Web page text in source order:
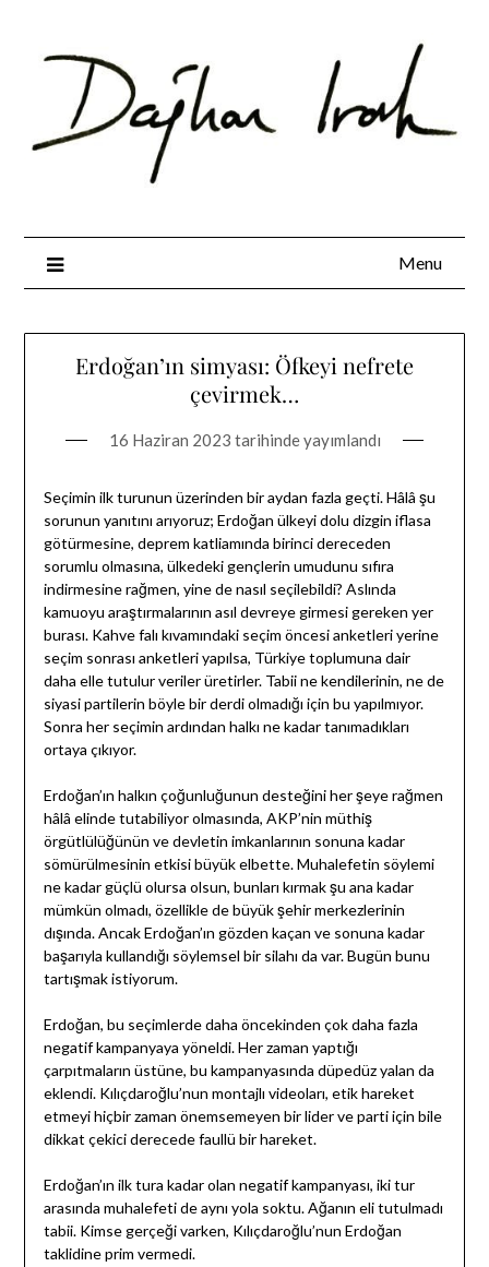
content
Menu
Erdoğan’ın simyası: Öfkeyi nefrete
çevirmek…
16 Haziran 2023 tarihinde yayımlandı
Seçimin ilk turunun üzerinden bir aydan fazla geçti. Hâlâ şu
sorunun yanıtını arıyoruz; Erdoğan ülkeyi dolu dizgin iflasa
götürmesine, deprem katliamında birinci dereceden
sorumlu olmasına, ülkedeki gençlerin umudunu sıfıra
indirmesine rağmen, yine de nasıl seçilebildi? Aslında
kamuoyu araştırmalarının asıl devreye girmesi gereken yer
burası. Kahve falı kıvamındaki seçim öncesi anketleri yerine
seçim sonrası anketleri yapılsa, Türkiye toplumuna dair
daha elle tutulur veriler üretirler. Tabii ne kendilerinin, ne de
siyasi partilerin böyle bir derdi olmadığı için bu yapılmıyor.
Sonra her seçimin ardından halkı ne kadar tanımadıkları
ortaya çıkıyor.
Erdoğan’ın halkın çoğunluğunun desteğini her şeye rağmen
hâlâ elinde tutabiliyor olmasında, AKP’nin müthiş
örgütlülüğünün ve devletin imkanlarının sonuna kadar
sömürülmesinin etkisi büyük elbette. Muhalefetin söylemi
ne kadar güçlü olursa olsun, bunları kırmak şu ana kadar
mümkün olmadı, özellikle de büyük şehir merkezlerinin
dışında. Ancak Erdoğan’ın gözden kaçan ve sonuna kadar
başarıyla kullandığı söylemsel bir silahı da var. Bugün bunu
tartışmak istiyorum.
Erdoğan, bu seçimlerde daha öncekinden çok daha fazla
negatif kampanyaya yöneldi. Her zaman yaptığı
çarpıtmaların üstüne, bu kampanyasında düpedüz yalan da
eklendi. Kılıçdaroğlu’nun montajlı videoları, etik hareket
etmeyi hiçbir zaman önemsemeyen bir lider ve parti için bile
dikkat çekici derecede faullü bir hareket.
Erdoğan’ın ilk tura kadar olan negatif kampanyası, iki tur
arasında muhalefeti de aynı yola soktu. Ağanın eli tutulmadı
tabii. Kimse gerçeği varken, Kılıçdaroğlu’nun Erdoğan
taklidine prim vermedi.